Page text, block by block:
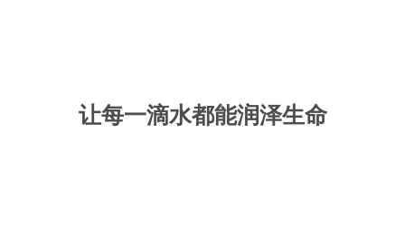
让每一滴水都能润泽生命